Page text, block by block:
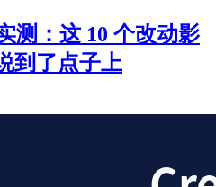
测：这 10 个改动影
到了点子上